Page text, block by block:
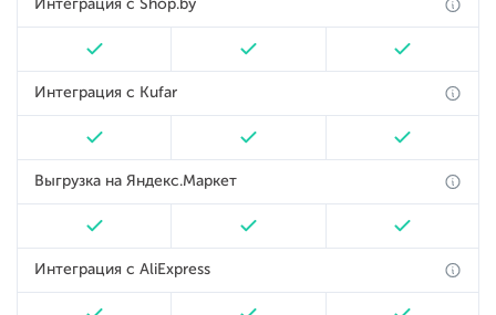
Интеграция с Shop.by
Интеграция с Kufar
Выгрузка на Яндекс.Маркет
Интеграция с AliExpress